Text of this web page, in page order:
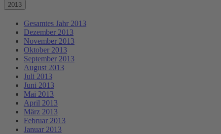
2013
Gesamtes Jahr 2013
Dezember 2013
November 2013
Oktober 2013
September 2013
August 2013
Juli 2013
Juni 2013
Mai 2013
April 2013
März 2013
Februar 2013
Januar 2013